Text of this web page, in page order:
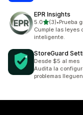
EPR Insights
5.0de 5 estrellas
(3)
3 reseñas en total
•Prueba
Cumple las leyes
inteligente.
StoreGuard
Desde $5 al mes
Audita la
problemas